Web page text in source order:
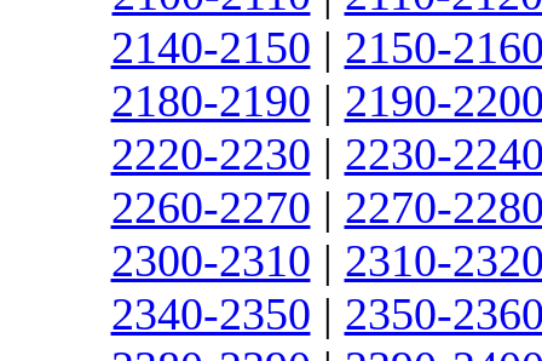
2140-2150 | 2150-
2180-2190 | 2190-
2220-2230 | 2230-
2260-2270 | 2270-
2300-2310 | 2310-
2340-2350 | 2350-